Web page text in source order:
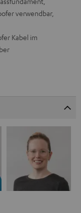
verwendbar,
Kabel im